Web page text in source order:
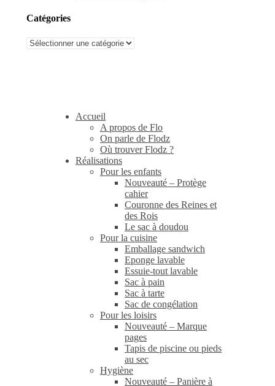
Catégories
Catégories
Accueil
A propos de Flo
On parle de Flodz
Où trouver Flodz ?
Réalisations
Pour les enfants
Nouveauté – Protège
cahier
Couronne des Reines et
des Rois
Le sac à doudou
Pour la cuisine
Emballage sandwich
Eponge lavable
Essuie-tout lavable
Sac à pain
Sac à tarte
Sac de congélation
Pour les loisirs
Nouveauté – Marque
pages
Tapis de piscine ou pieds
au sec
Hygiène
Nouveauté – Panière à